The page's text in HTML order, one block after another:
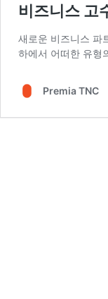
비즈니스 고
새로운 비즈니스 파
하에서 어떠한 유형
Premia TNC